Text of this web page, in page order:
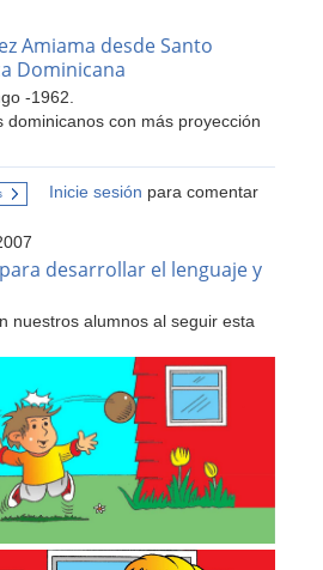
arte
clasificadas
períodos
y
Amiama desde Santo
Dominicana
-1962.
dominicanos con más proyección
sobre
Enriquillo
Amiama
Santo
Dominicana
Inicie sesión para comentar
desarrollar el lenguaje y
nuestros alumnos al seguir esta